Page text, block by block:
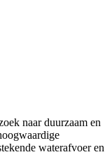
naar duurzaam en
waterafvoer en